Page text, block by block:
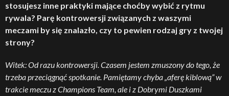
stosujesz inne praktyki mające choćby wybić z rytmu
rywala? Parę kontrowersji związanych z waszymi
meczami by się znalazło, czy to pewien rodzaj gry z twojej
strony?
Witek: Od razu kontrowersji. Czasem jestem zmuszony do tego, że
trzeba przeciągnąć spotkanie. Pamiętamy chyba „aferę kiblową” w
trakcie meczu z Champions Team, ale i z Dobrymi Duszkami